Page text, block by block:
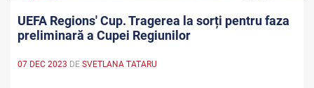
UEFA Regions' Cup. Tragerea la sorți pentru faza
preliminară a Cupei Regiunilor
07 DEC 2023 DE SVETLANA TATARU